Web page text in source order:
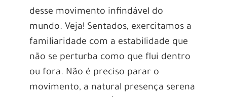
desse movimento infindável do
mundo. Veja! Sentados, exercitamos a
familiaridade com a estabilidade que
não se perturba como que flui dentro
ou fora. Não é preciso parar o
movimento, a natural presença serena